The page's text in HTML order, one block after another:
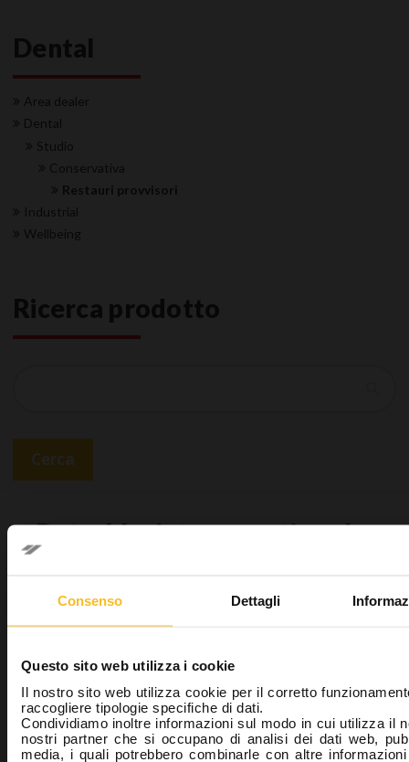
Consenso Dettagli
Questo sito web utilizza i cookie
Il nostro sito web utilizza cookie per il corretto
raccogliere tipologie specifiche di dati.
Condividiamo inoltre informazioni sul modo in cui utilizza il
nostri partner che si occupano di analisi dei dati web,
media, i quali potrebbero combinarle con altre
Dental
Area dealer
Dental
Studio
Conservativa
Restauri provvisori
Industrial
Wellbeing
Ricerca prodotto
Cerca
Potrebbe interessarti anche
Occlufast CAD